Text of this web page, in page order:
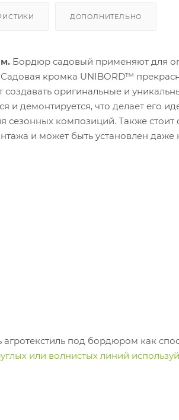
ДОПОЛНИТЕЛЬНО
Бордюр садовый применяют для
кромка UNIBORD™
оригинальные и
и демонтируется, что делает его
сезонных композиций. Также
и может быть установлен
агротекстиль под бордюром как
или волнистых линий